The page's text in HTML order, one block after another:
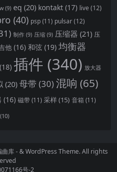
(9) eq (20) kontakt (17) live (12)
(40) psp (11) pulsar(12)
制作 (9) 压缩 (9) 压缩器 (21) 压
他 (16) 和弦 (19) 均衡器
(18) 插件 (340) 放大器
(20) 母带 (30)混响 (65)
(16) 磁带 (11) 采样(15) 音箱 (11)
(10)
曲库- & WordPress Theme. All rights
号-2